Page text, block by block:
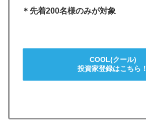
＊先着200名様のみが対象
COOL(クール)
投資家登録はこちら！